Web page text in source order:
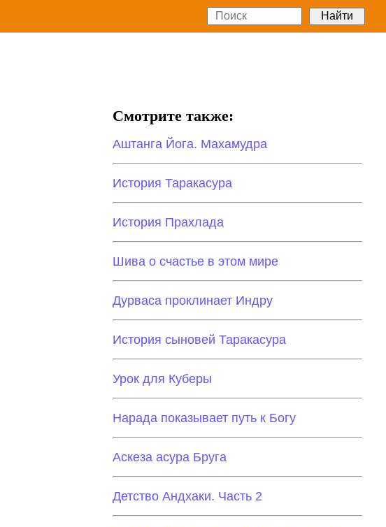
Смотрите также:
Аштанга Йога. Махамудра
История Таракасура
История Прахлада
Шива о счастье в этом мире
Дурваса проклинает Индру
История сыновей Таракасура
Урок для Куберы
Нарада показывает путь к Богу
Аскеза асура Бруга
Детство Андхаки. Часть 2